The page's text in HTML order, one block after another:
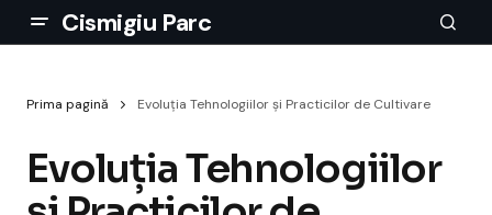
Cismigiu Parc
Prima pagină Evoluția Tehnologiilor și Practicilor de Cultivare
Evoluția Tehnologiilor